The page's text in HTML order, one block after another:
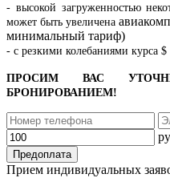
- высокой загруженностью
может быть увеличена
минимальный тариф)
- с резкими колебаниями курса $
ПРОСИМ ВАС
БРОНИРОВАНИЕМ!
Прием индивидуальных